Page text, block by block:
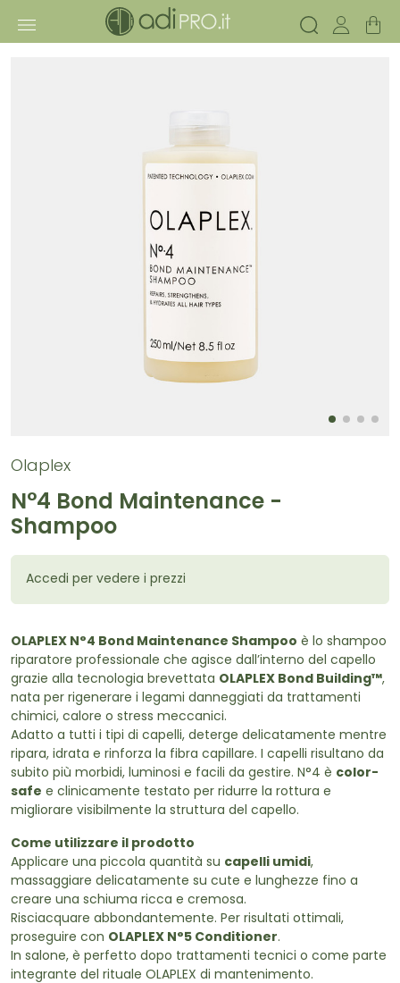
Olaplex
N°4 Bond Maintenance -
Shampoo
Accedi per vedere i prezzi
OLAPLEX N°4 Bond Maintenance Shampoo è lo shampoo
riparatore professionale che agisce dall’interno del capello
grazie alla tecnologia brevettata OLAPLEX Bond Building™,
nata per rigenerare i legami danneggiati da trattamenti
chimici, calore o stress meccanici.
Adatto a tutti i tipi di capelli, deterge delicatamente mentre
ripara, idrata e rinforza la fibra capillare. I capelli risultano da
subito più morbidi, luminosi e facili da gestire. N°4 è color-
safe e clinicamente testato per ridurre la rottura e
migliorare visibilmente la struttura del capello.
Come utilizzare il prodotto
Applicare una piccola quantità su capelli umidi,
massaggiare delicatamente su cute e lunghezze fino a
creare una schiuma ricca e cremosa.
Risciacquare abbondantemente. Per risultati ottimali,
proseguire con OLAPLEX N°5 Conditioner.
In salone, è perfetto dopo trattamenti tecnici o come parte
integrante del rituale OLAPLEX di mantenimento.